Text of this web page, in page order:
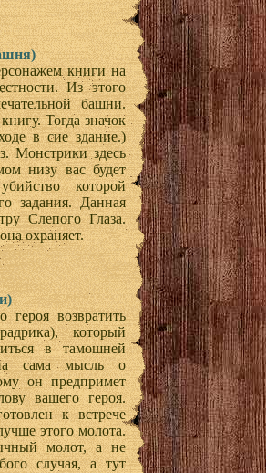
книги на
Из этого
башни.
Тогда значок
в сие здание.)
Монстрики здесь
низу вас будет
которой
задания. Данная
Слепого Глаза.
охраняет.
возвратить
который
в тамошней
сама мысль о
он предпримет
вашего героя.
к встрече
этого молота.
молот, а не
случая, а тут